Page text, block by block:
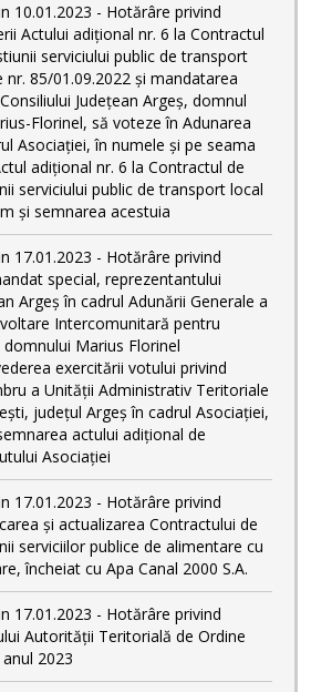
10.01.2023 - Hotărâre privind
Actului adițional nr. 6 la Contractul
serviciului public de transport
85/01.09.2022 și mandatarea
Județean Argeș, domnul
Florinel, să voteze în Adunarea
Asociației, în numele și pe seama
adițional nr. 6 la Contractul de
serviciului public de transport local
și semnarea acestuia
17.01.2023 - Hotărâre privind
special, reprezentantului
Argeș în cadrul Adunării Generale a
Intercomunitară pentru
Marius Florinel
exercitării votului privind
a Unității Administrativ Teritoriale
județul Argeș în cadrul Asociației,
actului adițional de
Asociației
17.01.2023 - Hotărâre privind
și actualizarea Contractului de
serviciilor publice de alimentare cu
încheiat cu Apa Canal 2000 S.A.
17.01.2023 - Hotărâre privind
Autorității Teritorială de Ordine
2023